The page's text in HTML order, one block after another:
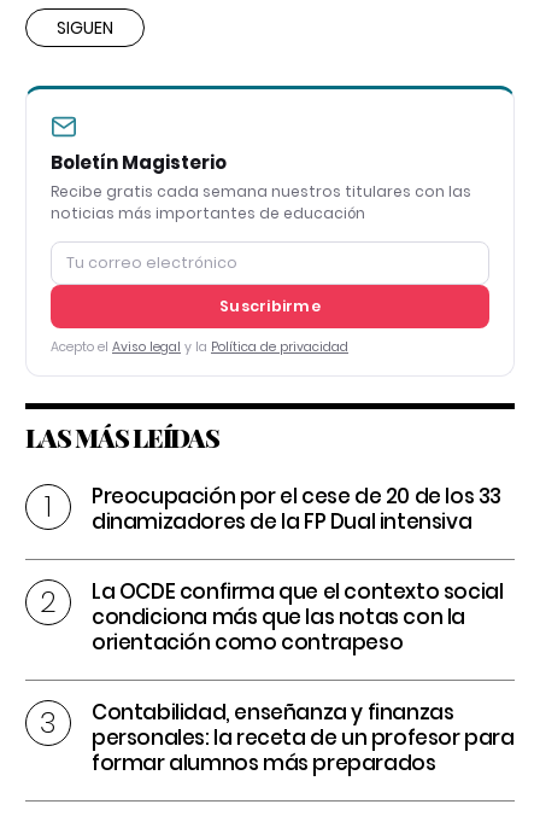
SIGUEN
Boletín Magisterio
Recibe gratis cada semana nuestros titulares con las
noticias más importantes de educación
Suscribirme
Acepto el Aviso legal y la Política de privacidad
LAS MÁS LEÍDAS
Preocupación por el cese de 20 de los 33
dinamizadores de la FP Dual intensiva
La OCDE confirma que el contexto social
condiciona más que las notas con la
orientación como contrapeso
Contabilidad, enseñanza y finanzas
personales: la receta de un profesor para
formar alumnos más preparados